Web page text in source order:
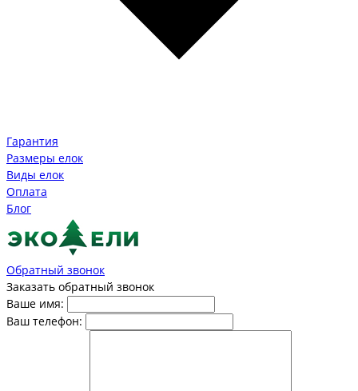
Гарантия
Размеры елок
Виды елок
Оплата
Блог
Обратный звонок
Заказать обратный звонок
Ваше имя:
Ваш телефон: